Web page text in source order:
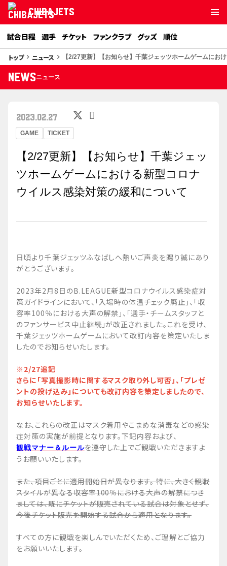
CHIBAJETS
試合日程 選手 チケット ファンクラブ グッズ 順位
トップkeyboard_arrow_right ニュース keyboard_arrow_right 【2/27更新】【お知らせ】千葉ジェッツホームゲームにお
NEWSニュース
GAME TICKET
2023.02.27
【2/27更新】【お知らせ】千葉ジェッ
ツホームゲームにおける新型コロナ
ウイルス感染対策の緩和について
日頃より千葉ジェッツふなばしへ熱いご声炎を賜り誠にあり
がとうございます。
2023年2月8日のB.LEAGUE新型コロナウイルス感染症対
策ガイドラインにおいて、「入場時の体温チェック廃止」、「収
容率100％における大声の解禁」、「選手・チームスタッフと
のファンサービス中止継続」が改正されました。これを受け、
千葉ジェッツホームゲームにおいて改訂内容を策定いたしま
したのでお知らせいたします。
※2/27追記
さらに「写真撮影時に関するマスク取り外し可否」、「プレゼ
ントの投げ込み」についても改訂内容を策定しましたので、
お知らせいたします。
なお、これらの改正はマスク着用やこまめな消毒などの感染
症対策の実施が前提となります。下記内容および、
観戦マナー＆ルールを遵守した上でご観戦いただきますよ
うお願いいたします。
また、項目ごとに適用開始日が異なります。 特に、大きく観戦
スタイルが異なる収容率100％における大声の解禁につき
ましては、既にチケットが販売されている試合は対象とせず、
今後チケット販売を開始する試合から適用となります。
すべての方に観戦を楽しんでいただくため、ご理解とご協力
をお願いいたします。